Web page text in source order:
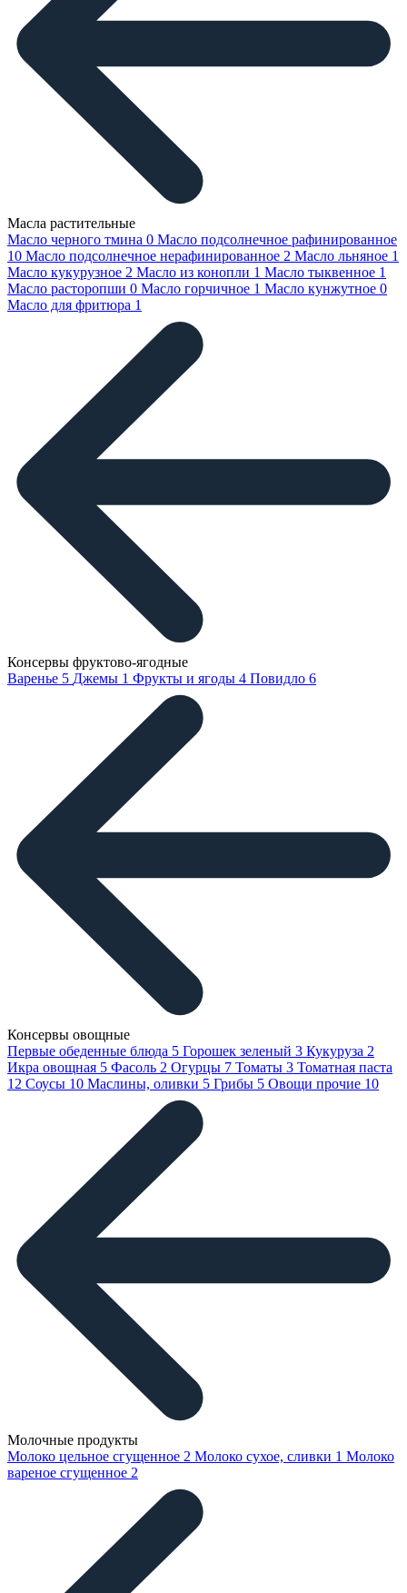
Масла растительные
Масло черного тмина 0 Масло подсолнечное рафинированное
10 Масло подсолнечное нерафинированное 2 Масло льняное 1
Масло кукурузное 2 Масло из конопли 1 Масло тыквенное 1
Масло расторопши 0 Масло горчичное 1 Масло кунжутное 0
Масло для фритюра 1
Консервы фруктово-ягодные
Варенье 5 Джемы 1 Фрукты и ягоды 4 Повидло 6
Консервы овощные
Первые обеденные блюда 5 Горошек зеленый 3 Кукуруза 2
Икра овощная 5 Фасоль 2 Огурцы 7 Томаты 3 Томатная паста
12 Соусы 10 Маслины, оливки 5 Грибы 5 Овощи прочие 10
Молочные продукты
Молоко цельное сгущенное 2 Молоко сухое, сливки 1 Молоко
вареное сгущенное 2